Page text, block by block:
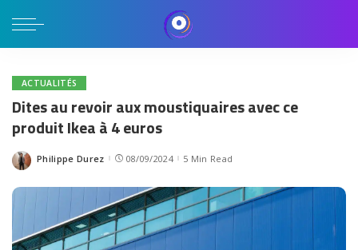
ACTUALITÉS
Dites au revoir aux moustiquaires avec ce
produit Ikea à 4 euros
Posted
Philippe Durez 08/09/2024 5 Min Read